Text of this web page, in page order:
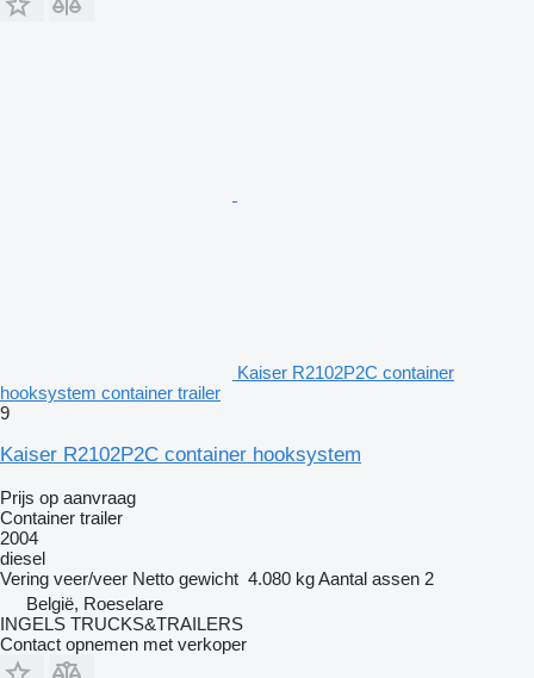
Kaiser R2102P2C container
hooksystem container trailer
9
Kaiser R2102P2C container hooksystem
Prijs op aanvraag
Container trailer
2004
diesel
Vering veer/veer Netto gewicht 4.080 kgAantal assen 2
België, Roeselare
INGELS TRUCKS&TRAILERS
Contact opnemen met verkoper